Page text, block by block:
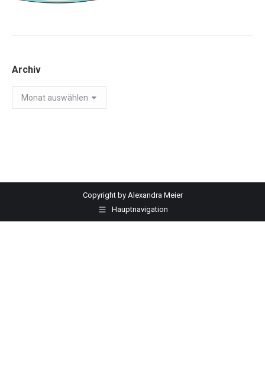
Archiv
Archiv
Copyright by Alexandra Meier
Hauptnavigation